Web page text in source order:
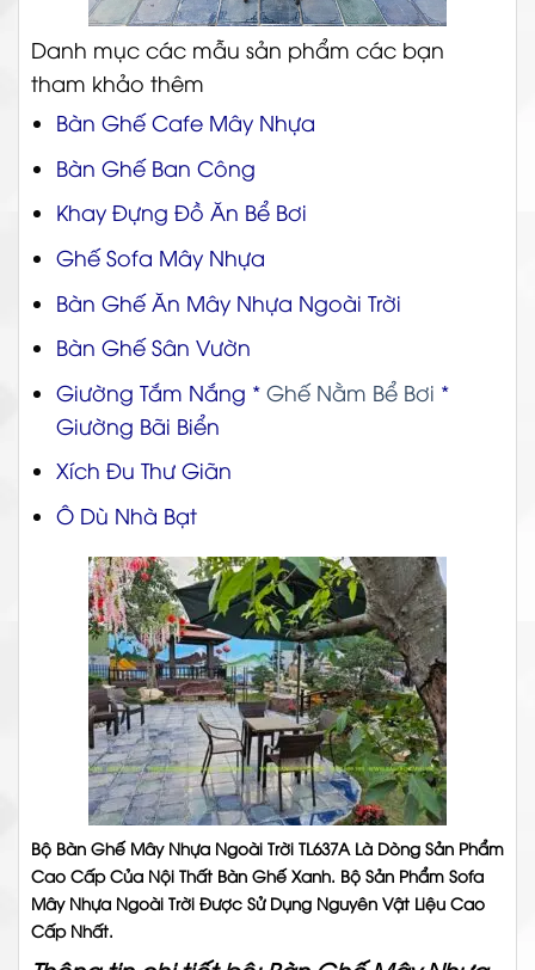
Danh mục các mẫu sản phẩm các bạn
tham khảo thêm
Bàn Ghế Cafe Mây Nhựa
Bàn Ghế Ban Công
Khay Đựng Đồ Ăn Bể Bơi
Ghế Sofa Mây Nhựa
Bàn Ghế Ăn Mây Nhựa Ngoài Trời
Bàn Ghế Sân Vườn
Giường Tắm Nắng * Ghế Nằm Bể Bơi *
Giường Bãi Biển
Xích Đu Thư Giãn
Ô Dù Nhà Bạt
Bộ Bàn Ghế Mây Nhựa Ngoài Trời TL637A Là Dòng Sản Phẩm
Cao Cấp Của Nội Thất Bàn Ghế Xanh. Bộ Sản Phẩm Sofa
Mây Nhựa Ngoài Trời Được Sử Dụng Nguyên Vật Liệu Cao
Cấp Nhất.